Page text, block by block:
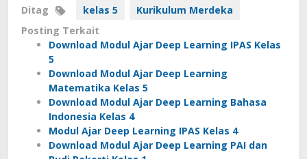
Ditag kelas 5
Kurikulum Merdeka
Posting Terkait
Download Modul Ajar Deep Learning IPAS Kelas
5
Download Modul Ajar Deep Learning
Matematika Kelas 5
Download Modul Ajar Deep Learning Bahasa
Indonesia Kelas 4
Modul Ajar Deep Learning IPAS Kelas 4
Download Modul Ajar Deep Learning PAI dan